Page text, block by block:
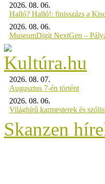
2026. 08. 06.
Halló? Halló!: finisszázs a
2026. 08. 06.
MuseumDigit NextGen –
2026. 08. 07.
Augusztus 7-én történt
2026. 08. 06.
Világhírű karmesterek és
Skanzen